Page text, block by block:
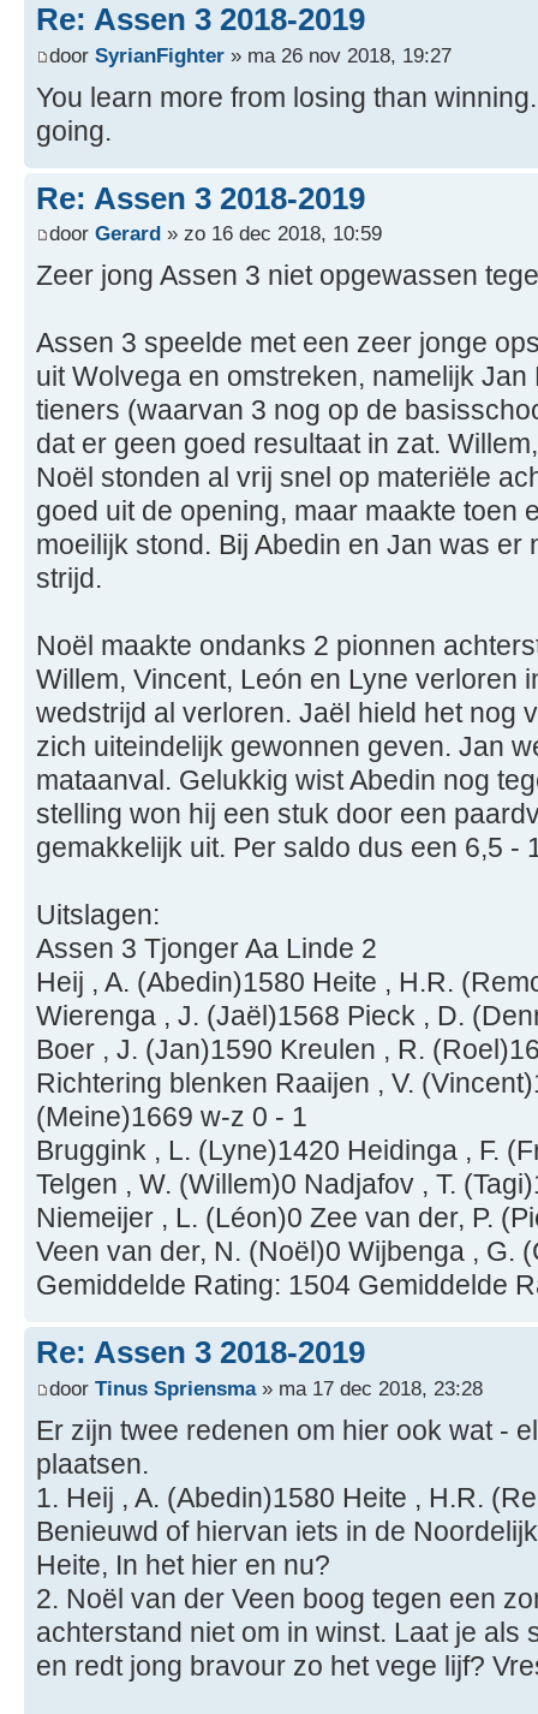
Re: Assen 3 2018-2019
door SyrianFighter » ma 26 nov 2018, 19:27
You learn more from losing than
going.
Re: Assen 3 2018-2019
door Gerard » zo 16 dec 2018, 10:59
Zeer jong Assen 3 niet opgewassen
Assen 3 speelde met een zeer jonge
uit Wolvega en omstreken, namelijk
tieners (waarvan 3 nog op de
dat er geen goed resultaat in zat.
Noël stonden al vrij snel op materiële
goed uit de opening, maar maakte toen
moeilijk stond. Bij Abedin en Jan was er
strijd.
Noël maakte ondanks 2 pionnen
Willem, Vincent, León en Lyne verloren
wedstrijd al verloren. Jaël hield het nog
zich uiteindelijk gewonnen geven. Jan
mataanval. Gelukkig wist Abedin nog
stelling won hij een stuk door een
gemakkelijk uit. Per saldo dus een 6,5 -
Uitslagen:
Assen 3 Tjonger Aa Linde 2
Heij , A. (Abedin)1580 Heite , H.R.
Wierenga , J. (Jaël)1568 Pieck , D.
Boer , J. (Jan)1590 Kreulen , R.
Richtering blenken Raaijen , V.
(Meine)1669 w-z 0 - 1
Bruggink , L. (Lyne)1420 Heidinga , F.
Telgen , W. (Willem)0 Nadjafov , T.
Niemeijer , L. (Léon)0 Zee van der, P.
Veen van der, N. (Noël)0 Wijbenga ,
Gemiddelde Rating: 1504 Gemiddelde
Re: Assen 3 2018-2019
door Tinus Spriensma» ma 17 dec 2018, 23:28
Er zijn twee redenen om hier ook wat -
plaatsen.
1. Heij , A. (Abedin)1580 Heite , H.R.
Benieuwd of hiervan iets in de
Heite, In het hier en nu?
2. Noël van der Veen boog tegen een
achterstand niet om in winst. Laat je als
en redt jong bravour zo het vege lijf?